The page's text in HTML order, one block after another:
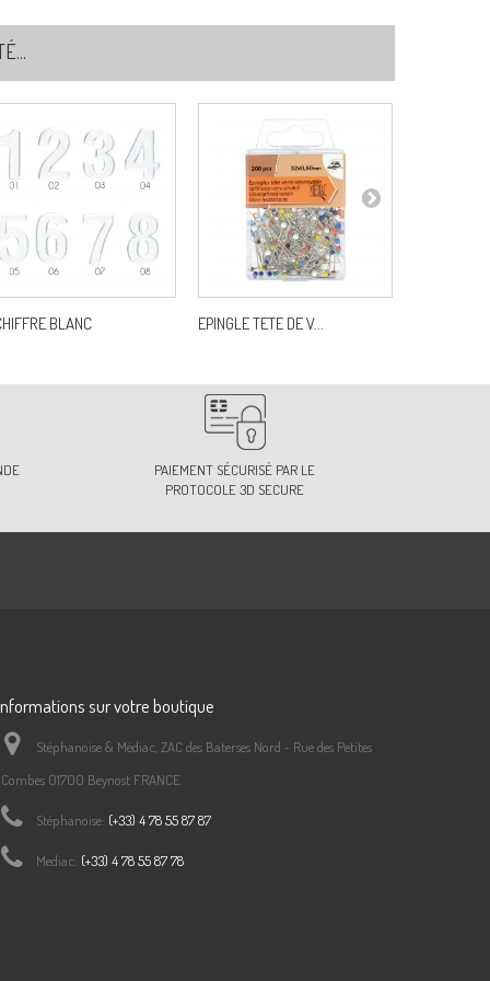
S7418B0C83
S7418B0C84
S7418B0C93
BLANC EPINGLE TETE DE V...
PAIEMENT SÉCURISÉ PAR LE
PROTOCOLE 3D SECURE
sur votre boutique
Stéphanoise & Médiac, ZAC des Baterses Nord - Rue des Petites
Combes 01700 Beynost FRANCE
Stéphanoise: (+33) 4 78 55 87 87
Mediac: (+33) 4 78 55 87 78